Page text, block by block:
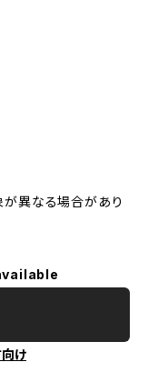
異なる場合があり
け